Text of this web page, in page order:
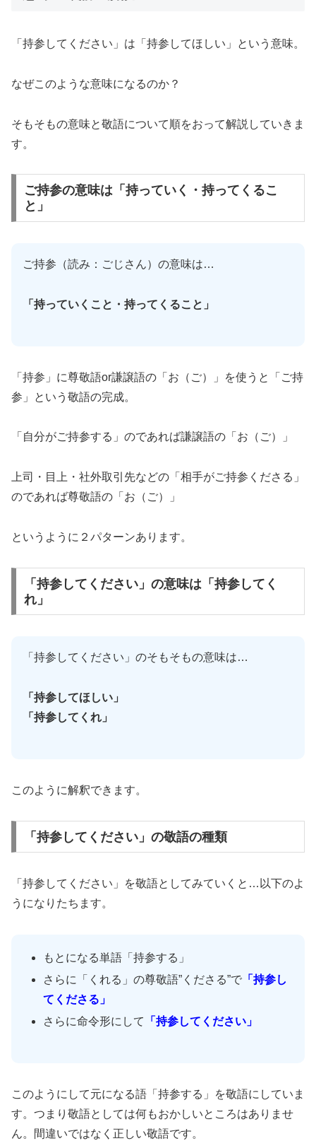
「持参してください」は「持参してほしい」という意味。
なぜこのような意味になるのか？
そもそもの意味と敬語について順をおって解説していきま
す。
ご持参の意味は「持っていく・持ってくるこ
と」
ご持参（読み：ごじさん）の意味は…
「持っていくこと・持ってくること」
「持参」に尊敬語or謙譲語の「お（ご）」を使うと「ご持
参」という敬語の完成。
「自分がご持参する」のであれば謙譲語の「お（ご）」
上司・目上・社外取引先などの「相手がご持参くださる」
のであれば尊敬語の「お（ご）」
というように２パターンあります。
「持参してください」の意味は「持参してく
れ」
「持参してください」のそもそもの意味は…
「持参してほしい」
「持参してくれ」
このように解釈できます。
「持参してください」の敬語の種類
「持参してください」を敬語としてみていくと…以下のよ
うになりたちます。
もとになる単語「持参する」
さらに「くれる」の尊敬語”くださる”で 「持参し
てくださる」
さらに命令形にして
「持参してください」
このようにして元になる語「持参する」を敬語にしていま
す。つまり敬語としては何もおかしいところはありませ
ん。間違いではなく正しい敬語です。